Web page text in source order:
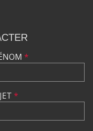
*
*